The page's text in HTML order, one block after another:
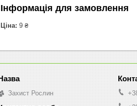
Інформація для замовлення
Ціна: 9 ₴
Захист Рослин